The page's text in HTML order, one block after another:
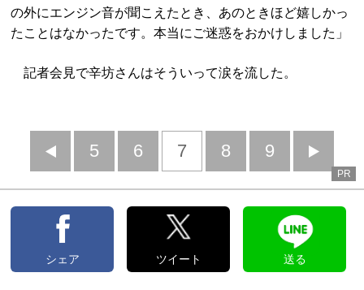
の外にエンジン音が聞こえたとき、あのときほど嬉しかっ
たことはなかったです。本当にご迷惑をおかけしました」
記者会見で辛坊さんはそういって涙を流した。
前
へ
5 6 7 8 9
へ
PR
シェア ツイート 送る